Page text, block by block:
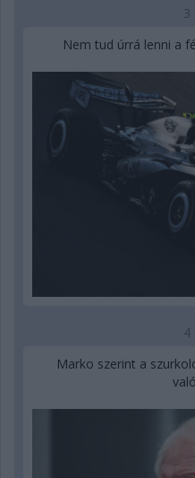
3
Nem tud úrrá lenni a
4
Marko szerint a